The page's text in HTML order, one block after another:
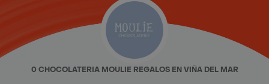
0 CHOCOLATERIA MOULIE REGALOS EN VIÑA DEL MAR